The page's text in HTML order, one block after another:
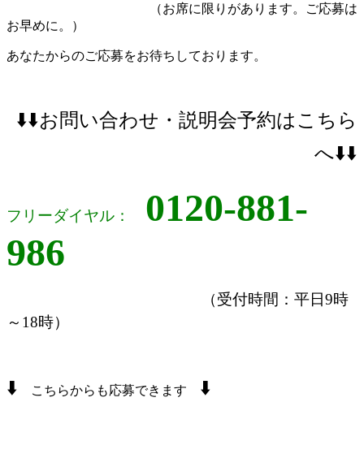
（お席に限りがあります。ご応募は
お早めに。）
あなたからのご応募をお待ちしております。
⬇️⬇️お問い合わせ・説明会予約はこちら
へ⬇️⬇️
フリーダイヤル： 0120-881-
986
（受付時間：平日9時
～18時）
⬇️ こちらからも応募できます ⬇️